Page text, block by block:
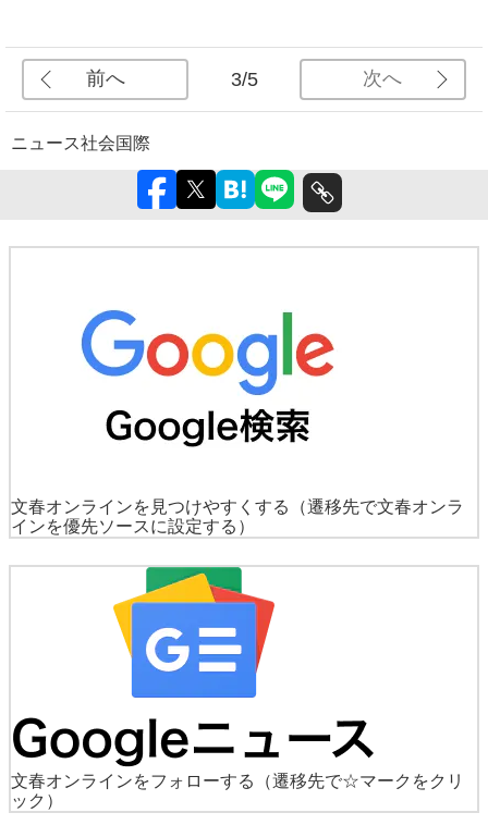
前へ 3/5 次へ
ニュース社会国際
文春オンラインを見つけやすくする
（遷移先で文春オンラ
インを優先ソースに設定する）
文春オンラインをフォローする
（遷移先で☆マークをクリ
ック）